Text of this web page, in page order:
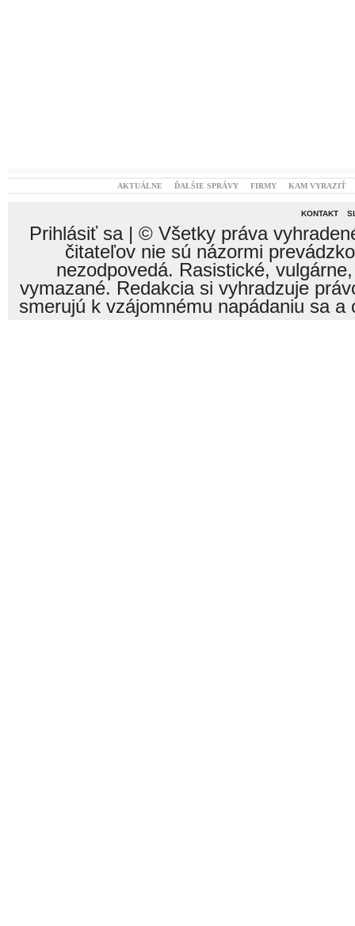
AKTUÁLNE ĎALŠIE SPRÁVY FIRMY KAM VYRAZIŤ
KONTAKT
Prihlásiť sa| © Všetky práva
čitateľov nie sú názormi
nezodpovedá. Rasistické,
vymazané. Redakcia si vyhradzuje
smerujú k vzájomnému napádaniu sa